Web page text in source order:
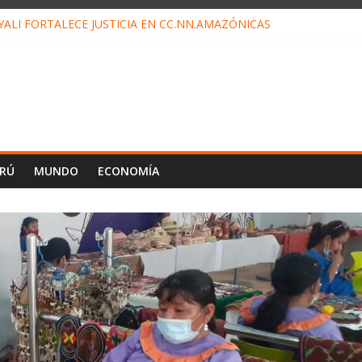
FORTALECE JUSTICIA EN CC.NN.AMAZÓNICAS
MUNDO ECONOMÍA